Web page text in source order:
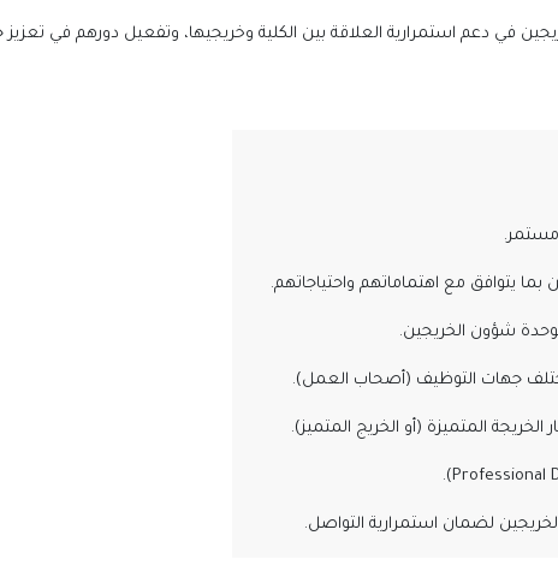
في دعم استمرارية العلاقة بين الكلية وخريجيها، وتفعيل دورهم في تعزيز
مستمر.
بما يتوافق مع اهتماماتهم واحتياجاتهم.
شؤون الخريجين.
جهات التوظيف (أصحاب العمل).
المتميزة (أو الخريج المتميز).
لضمان استمرارية التواصل.